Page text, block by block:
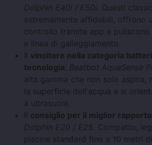
Dolphin E40i / E50i. Questi
estremamente affidabili, offrono
controllo tramite app e puliscono
e linea di galleggiamento.
Il vincitore nella categoria
tecnologia: Beatbot AquaSense
alta gamma che non solo aspira,
la superficie dell'acqua e si
a ultrasuoni.
Il consiglio per il miglior
Dolphin E20 / E25 . Compatto,
piscine standard fino a 10 metri